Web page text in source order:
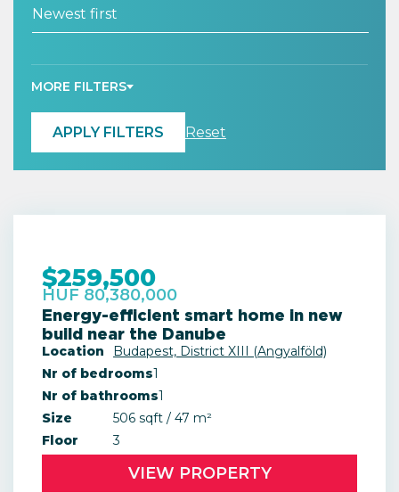
MORE FILTERS
APPLY FILTERS Reset
$259,500
HUF 80,380,000
Energy-efficient smart home in new
build near the Danube
Location
Budapest, District XIII (Angyalföld)
Nr of bedrooms1
Nr of bathrooms1
Size
506 sqft / 47 m²
Floor
3
VIEW PROPERTY